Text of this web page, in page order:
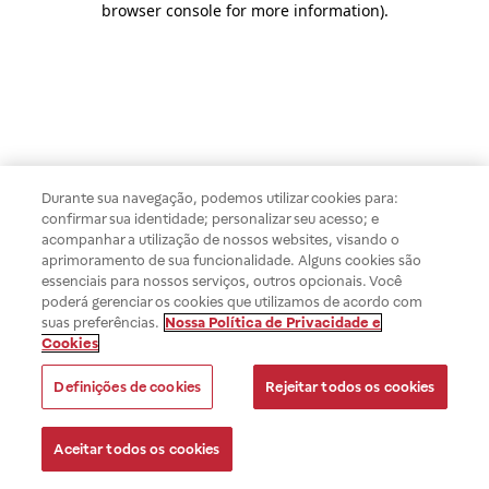
browser console for more information).
Durante sua navegação, podemos utilizar cookies para:
confirmar sua identidade; personalizar seu acesso; e
acompanhar a utilização de nossos websites, visando o
aprimoramento de sua funcionalidade. Alguns cookies são
essenciais para nossos serviços, outros opcionais. Você
poderá gerenciar os cookies que utilizamos de acordo com
suas preferências. Nossa Política de Privacidade e
Cookies
Definições de cookies Rejeitar todos os cookies
Aceitar todos os cookies